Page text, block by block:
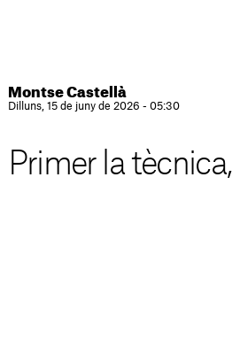
Montse Castellà
Dilluns, 15 de juny de 2026 - 05:30
Primer la